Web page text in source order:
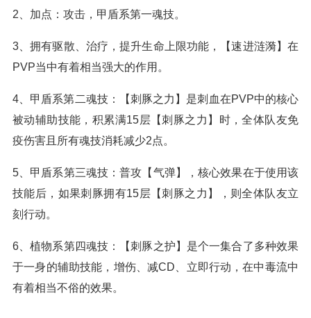
2、加点：攻击，甲盾系第一魂技。
3、拥有驱散、治疗，提升生命上限功能，【速进涟漪】在
PVP当中有着相当强大的作用。
4、甲盾系第二魂技：【刺豚之力】是刺血在PVP中的核心
被动辅助技能，积累满15层【刺豚之力】时，全体队友免
疫伤害且所有魂技消耗减少2点。
5、甲盾系第三魂技：普攻【气弹】，核心效果在于使用该
技能后，如果刺豚拥有15层【刺豚之力】，则全体队友立
刻行动。
6、植物系第四魂技：【刺豚之护】是个一集合了多种效果
于一身的辅助技能，增伤、减CD、立即行动，在中毒流中
有着相当不俗的效果。